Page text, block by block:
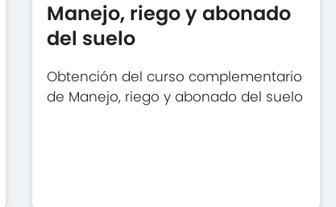
Manejo, riego y abonado
del suelo
Obtención del curso complementario
de Manejo, riego y abonado del suelo